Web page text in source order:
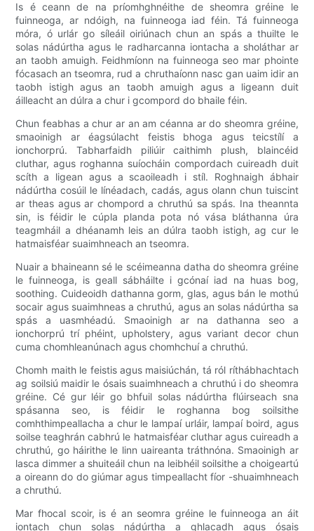
Is é ceann de na príomhghnéithe de sheomra gréine le
fuinneoga, ar ndóigh, na fuinneoga iad féin. Tá fuinneoga
móra, ó urlár go síleáil oiriúnach chun an spás a thuilte le
solas nádúrtha agus le radharcanna iontacha a sholáthar ar
an taobh amuigh. Feidhmíonn na fuinneoga seo mar phointe
fócasach an tseomra, rud a chruthaíonn nasc gan uaim idir an
taobh istigh agus an taobh amuigh agus a ligeann duit
áilleacht an dúlra a chur i gcompord do bhaile féin.
Chun feabhas a chur ar an am céanna ar do sheomra gréine,
smaoinigh ar éagsúlacht feistis bhoga agus teicstílí a
ionchorprú. Tabharfaidh piliúir caithimh plush, blaincéid
cluthar, agus roghanna suíocháin compordach cuireadh duit
scíth a ligean agus a scaoileadh i stíl. Roghnaigh ábhair
nádúrtha cosúil le línéadach, cadás, agus olann chun tuiscint
ar theas agus ar chompord a chruthú sa spás. Ina theannta
sin, is féidir le cúpla planda pota nó vása bláthanna úra
teagmháil a dhéanamh leis an dúlra taobh istigh, ag cur le
hatmaisféar suaimhneach an tseomra.
Nuair a bhaineann sé le scéimeanna datha do sheomra gréine
le fuinneoga, is geall sábháilte i gcónaí iad na huas bog,
soothing. Cuideoidh dathanna gorm, glas, agus bán le mothú
socair agus suaimhneas a chruthú, agus an solas nádúrtha sa
spás a uasmhéadú. Smaoinigh ar na dathanna seo a
ionchorprú trí phéint, upholstery, agus variant decor chun
cuma chomhleanúnach agus chomhchuí a chruthú.
Chomh maith le feistis agus maisiúchán, tá ról ríthábhachtach
ag soilsiú maidir le ósais suaimhneach a chruthú i do sheomra
gréine. Cé gur léir go bhfuil solas nádúrtha flúirseach sna
spásanna seo, is féidir le roghanna bog soilsithe
comhthimpeallacha a chur le lampaí urláir, lampaí boird, agus
soilse teaghrán cabhrú le hatmaisféar cluthar agus cuireadh a
chruthú, go háirithe le linn uaireanta tráthnóna. Smaoinigh ar
lasca dimmer a shuiteáil chun na leibhéil soilsithe a choigeartú
a oireann do do giúmar agus timpeallacht fíor -shuaimhneach
a chruthú.
Mar fhocal scoir, is é an seomra gréine le fuinneoga an áit
iontach chun solas nádúrtha a ghlacadh agus ósais